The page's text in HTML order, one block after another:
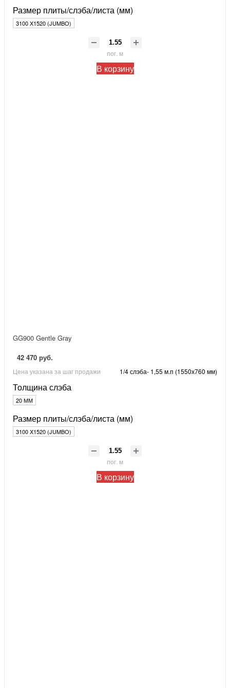
Размер плиты/слэба/листа (мм)
3100 X1520 (JUMBO)
пог. м
В корзину
GG900 Gentle Gray
42 470 руб.
Цена указана за шаг продажи 1/4 слэба- 1,55 м.п (1550х760 мм)
Толщина слэба
20 ММ
Размер плиты/слэба/листа (мм)
3100 X1520 (JUMBO)
пог. м
В корзину